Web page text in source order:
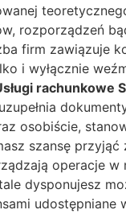
rozporządzeń
firm zawiązuje
i wyłącznie
rachunkowe
osobiście,
szansę
operacje
dysponujesz